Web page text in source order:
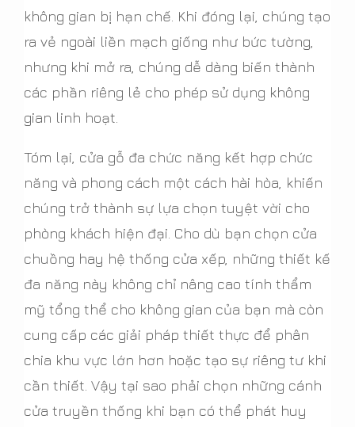
không gian bị hạn chế. Khi đóng lại, chúng tạo
ra vẻ ngoài liền mạch giống như bức tường,
nhưng khi mở ra, chúng dễ dàng biến thành
các phần riêng lẻ cho phép sử dụng không
gian linh hoạt.
Tóm lại, cửa gỗ đa chức năng kết hợp chức
năng và phong cách một cách hài hòa, khiến
chúng trở thành sự lựa chọn tuyệt vời cho
phòng khách hiện đại. Cho dù bạn chọn cửa
chuồng hay hệ thống cửa xếp, những thiết kế
đa năng này không chỉ nâng cao tính thẩm
mỹ tổng thể cho không gian của bạn mà còn
cung cấp các giải pháp thiết thực để phân
chia khu vực lớn hơn hoặc tạo sự riêng tư khi
cần thiết. Vậy tại sao phải chọn những cánh
cửa truyền thống khi bạn có thể phát huy